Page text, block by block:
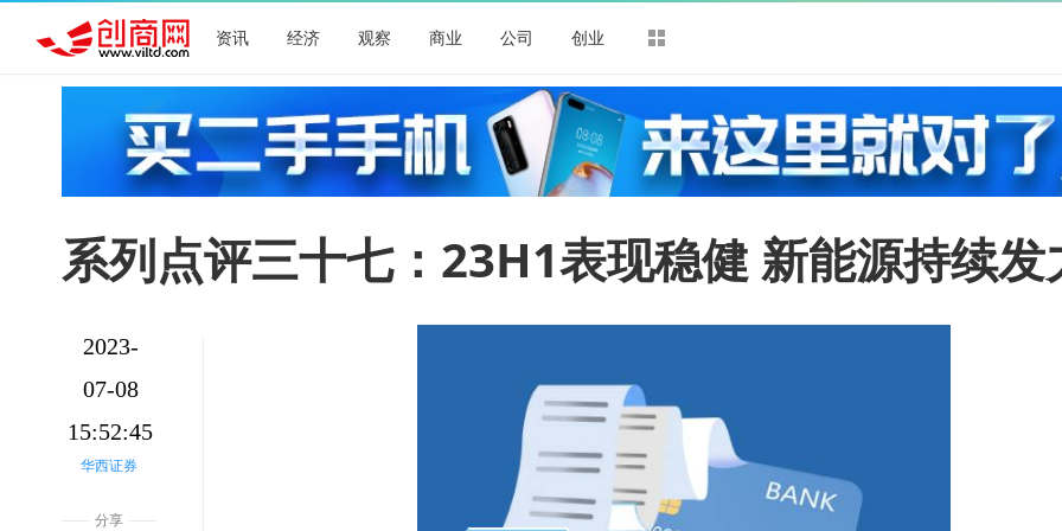
资讯 经济 观察 商业 公司 创业
系列点评三十七：23H1表现稳健 新能源持续发
2023-
07-08
15:52:45
华西证券
分享